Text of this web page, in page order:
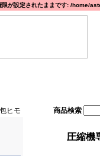
が設定されたままです: /
ヒモ 商品検索
圧縮機